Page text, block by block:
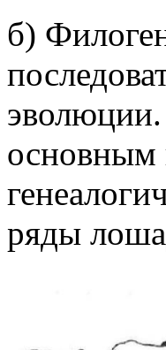
б)
основным
ряды